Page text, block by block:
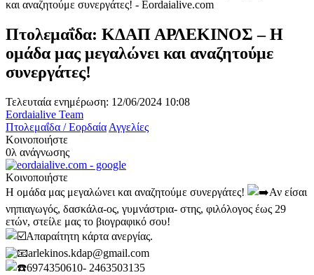
Πτολεμαΐδα: ΚΔΑΠ ΑΡΛΕΚΙΝΟΣ – Η
ομάδα μας μεγαλώνει και αναζητούμε
συνεργάτες!
Τελευταία ενημέρωση: 12/06/2024 10:08
Eordaialive Team
Πτολεμαΐδα / Εορδαία Αγγελίες
Κοινοποιήστε
0λ ανάγνωσης
Κοινοποιήστε
Η ομάδα μας μεγαλώνει και αναζητούμε συνεργάτες!
Αν είσαι
νηπιαγωγός, δασκάλα-ος, γυμνάστρια- στης, φιλόλογος έως 29
ετών, στείλε μας το βιογραφικό σου!
Απαραίτητη κάρτα ανεργίας.
arlekinos.kdap@gmail.com
6974350610- 2463503135